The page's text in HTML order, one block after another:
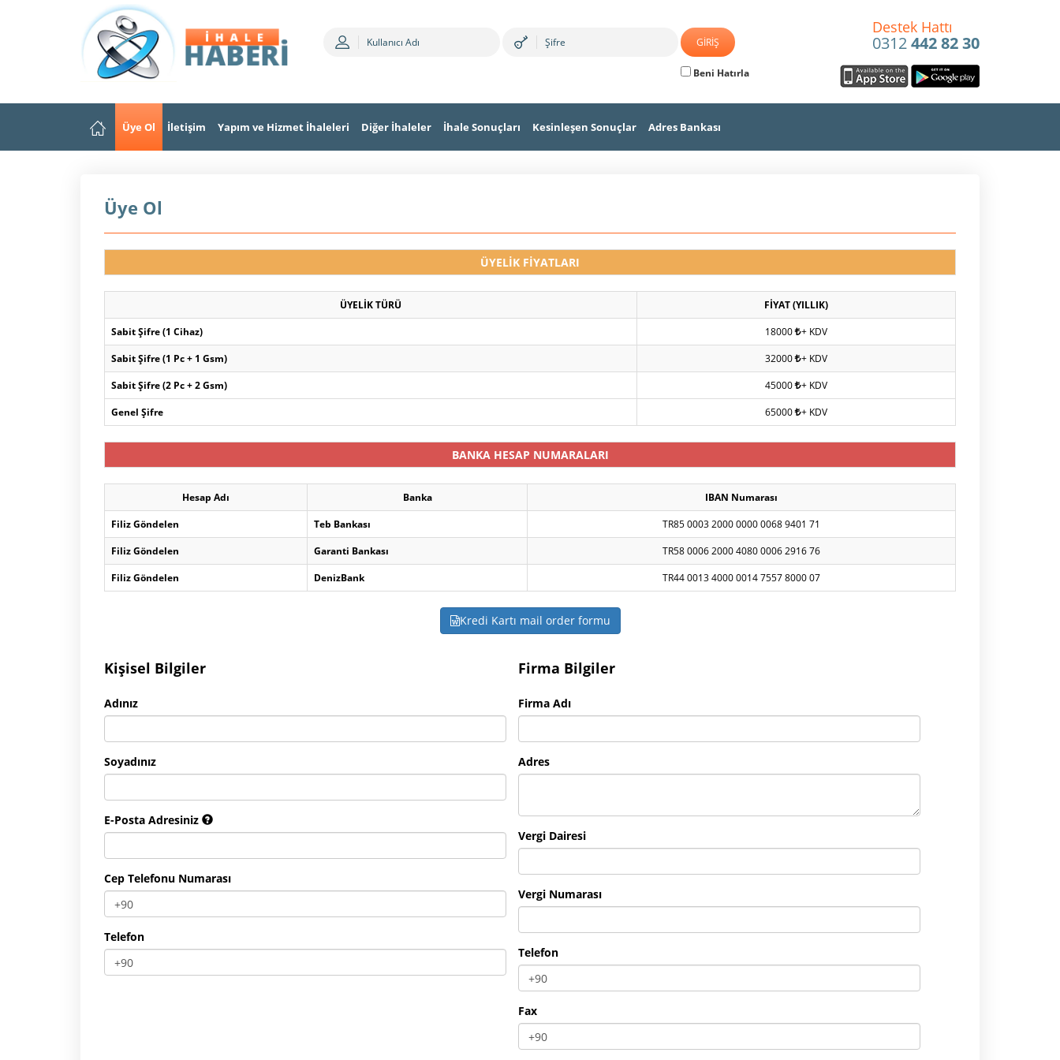
Beni Hatırla
Destek Hattı
0312442 82 30
Üye Ol İletişim Yapım ve Hizmet İhaleleri Diğer İhaleler İhale Sonuçları Kesinleşen Sonuçlar Adres Bankası
Üye Ol
ÜYELİK FİYATLARI
ÜYELİK TÜRÜ
FİYAT (YILLIK)
Sabit Şifre (1 Cihaz)
18000 + KDV
Sabit Şifre (1 Pc + 1 Gsm)
32000 + KDV
Sabit Şifre (2 Pc + 2 Gsm)
45000 + KDV
Genel Şifre
65000 + KDV
BANKA HESAP NUMARALARI
Hesap Adı Banka
IBAN Numarası
Filiz Göndelen
Teb Bankası
TR85 0003 2000 0000 0068 9401 71
Filiz Göndelen
Garanti Bankası
TR58 0006 2000 4080 0006 2916 76
Filiz Göndelen
DenizBank TR44 0013 4000 0014 7557 8000 07
Kredi Kartı mail order formu
Kişisel Bilgiler
Adınız
Soyadınız
E-Posta Adresiniz
Cep Telefonu Numarası
Telefon
Firma Bilgiler
Firma Adı
Adres
Vergi Dairesi
Vergi Numarası
Telefon
Fax